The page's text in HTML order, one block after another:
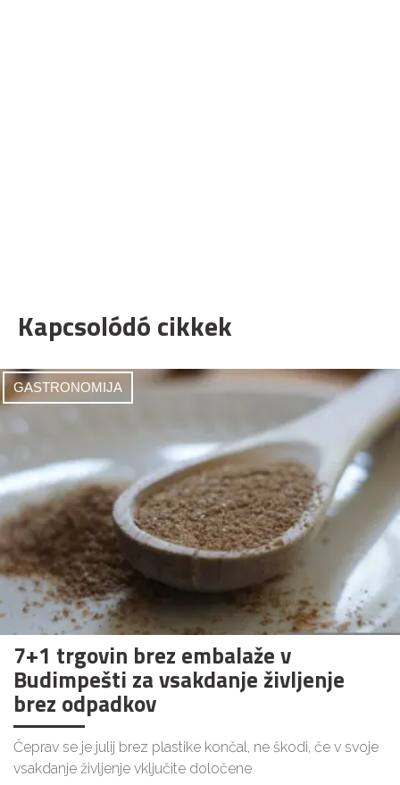
Kapcsolódó cikkek
GASTRONOMIJA
7+1 trgovin brez embalaže v
Budimpešti za vsakdanje življenje
brez odpadkov
Čeprav se je julij brez plastike končal, ne škodi, če v svoje
vsakdanje življenje vključite določene